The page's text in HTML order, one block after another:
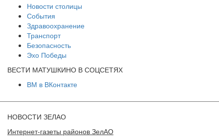
Новости столицы
События
Здравоохранение
Транспорт
Безопасность
Эхо Победы
ВЕСТИ МАТУШКИНО В СОЦСЕТЯХ
ВМ в ВКонтакте
НОВОСТИ ЗЕЛАО
Интернет-газеты районов ЗелАО